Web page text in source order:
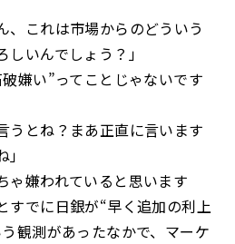
、これは市場からのどういう
いんでしょう？」
破嫌い”ってことじゃないです
うとね？まあ正直に言います
ゃ嫌われていると思います
すでに日銀が“早く追加の利上
観測があったなかで、マーケ